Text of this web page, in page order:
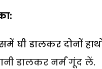
घी डालकर दोनों
डालकर नर्म गूंद लें.